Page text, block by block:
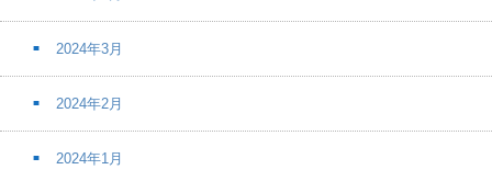
2024年3月
2024年2月
2024年1月